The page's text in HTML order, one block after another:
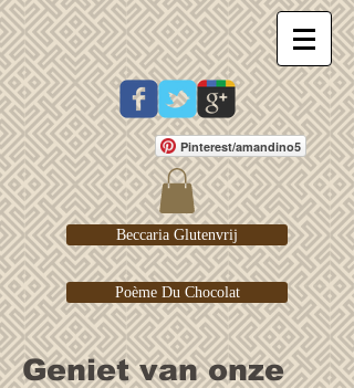
Pinterest/amandino5
Beccaria Glutenvrij
Poème Du Chocolat
Geniet van onze